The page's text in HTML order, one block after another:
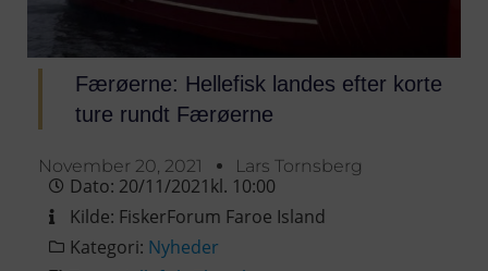
Færøerne: Hellefisk landes efter korte
ture rundt Færøerne
November 20, 2021 Lars Tornsberg
Dato: 20/11/2021kl. 10:00
Kilde: FiskerForum Faroe Island
Kategori: Nyheder